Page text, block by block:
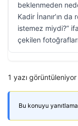
beklenmeden
Kadir İnanır’ın
istemez miydi?”
çekilen
1 yazı
Bu konuyu